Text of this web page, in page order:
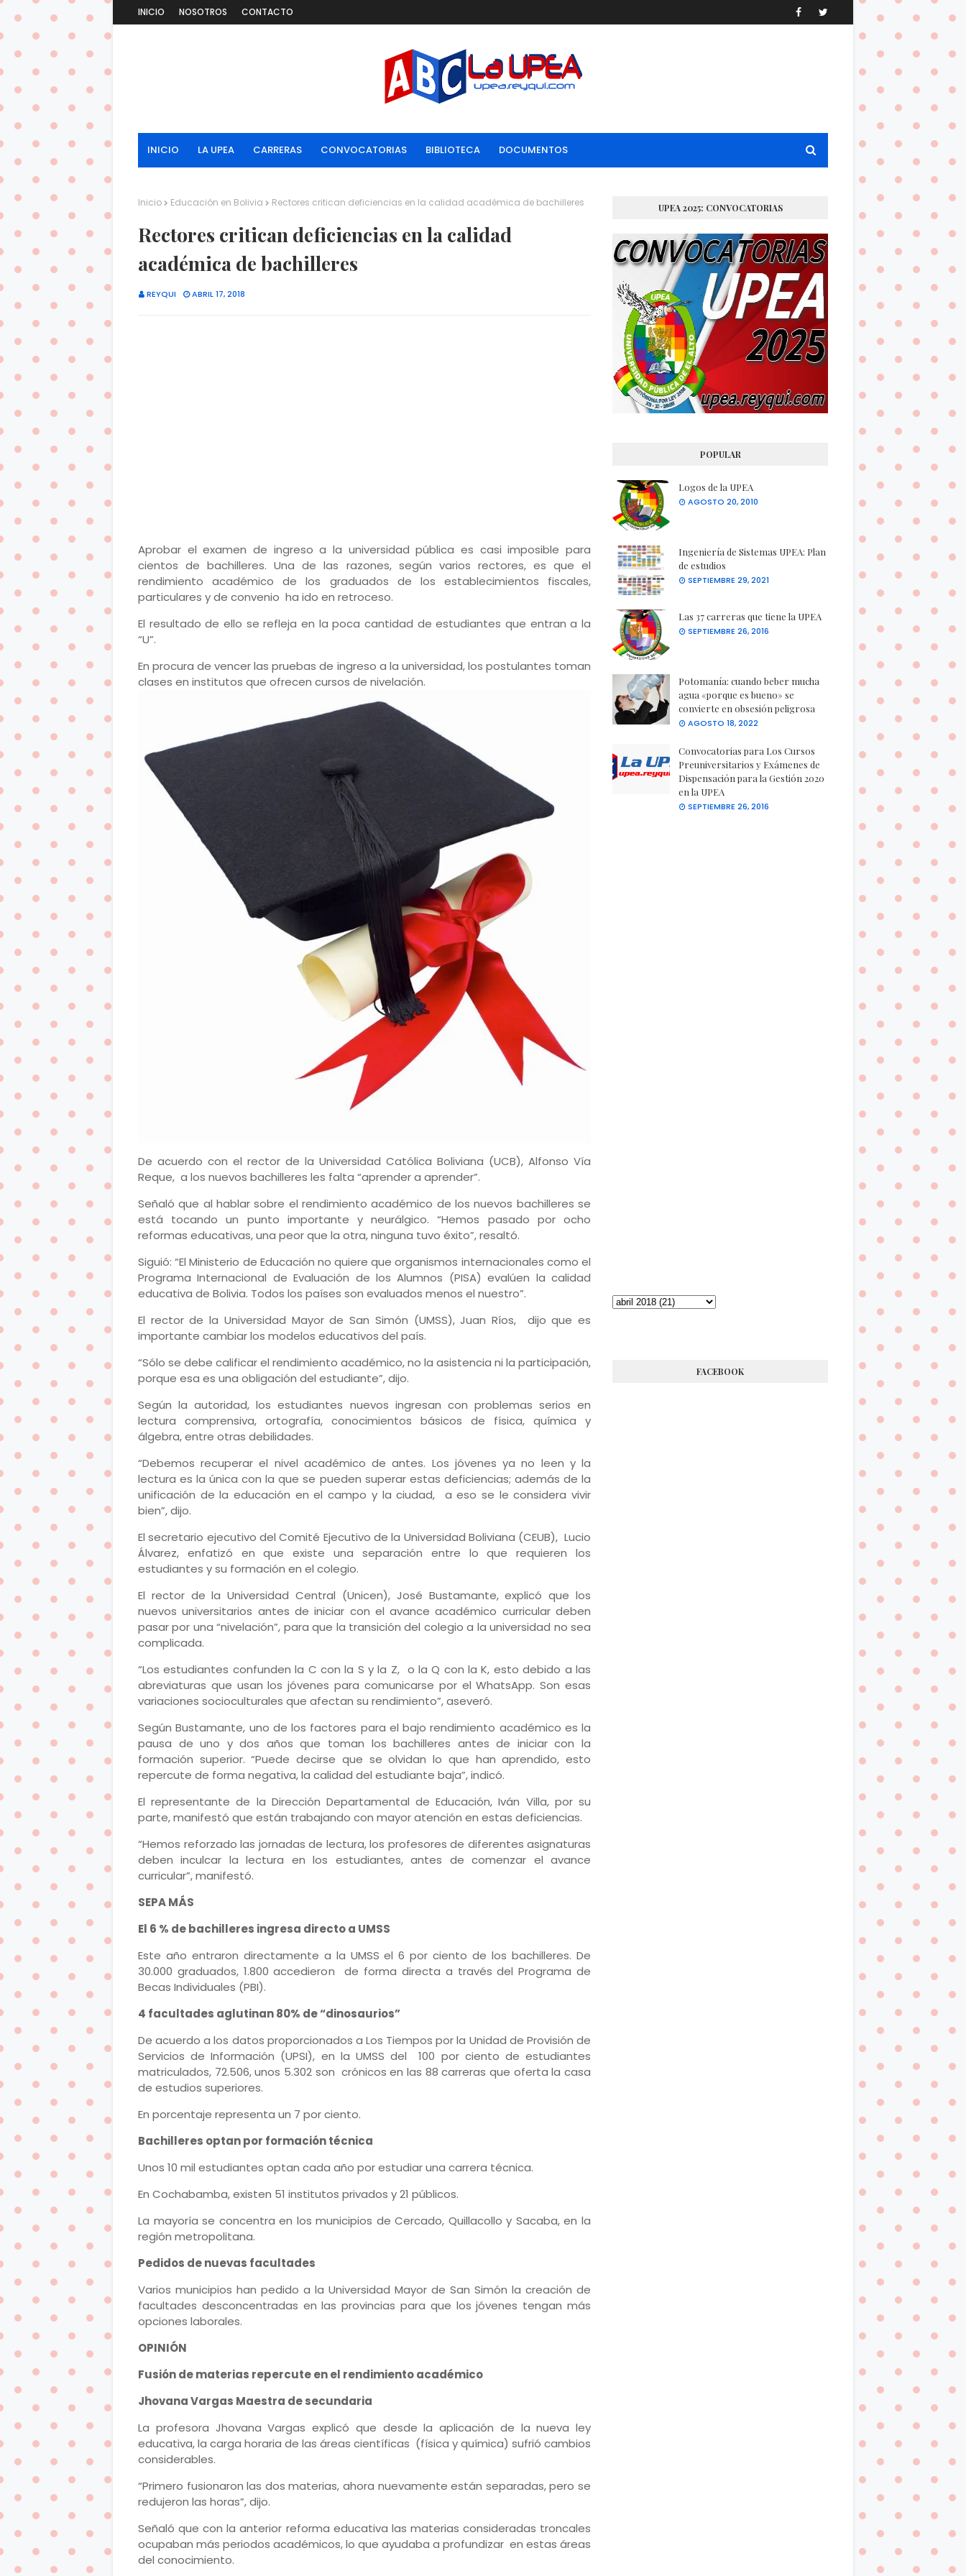
INICIO NOSOTROS CONTACTO
INICIO LA UPEA CARRERAS CONVOCATORIAS BIBLIOTECA DOCUMENTOS
Inicio Educación en Bolivia Rectores critican deficiencias en la calidad académica de bachilleres
Rectores critican deficiencias en la calidad
académica de bachilleres
REYQUI ABRIL 17, 2018
Aprobar el examen de ingreso a la universidad pública es casi imposible para
cientos de bachilleres. Una de las razones, según varios rectores, es que el
rendimiento académico de los graduados de los establecimientos fiscales,
particulares y de convenio ha ido en retroceso.
El resultado de ello se refleja en la poca cantidad de estudiantes que entran a la
“U”.
En procura de vencer las pruebas de ingreso a la universidad, los postulantes toman
clases en institutos que ofrecen cursos de nivelación.
De acuerdo con el rector de la Universidad Católica Boliviana (UCB), Alfonso Vía
Reque, a los nuevos bachilleres les falta “aprender a aprender”.
Señaló que al hablar sobre el rendimiento académico de los nuevos bachilleres se
está tocando un punto importante y neurálgico. “Hemos pasado por ocho
reformas educativas, una peor que la otra, ninguna tuvo éxito”, resaltó.
Siguió: “El Ministerio de Educación no quiere que organismos internacionales como el
Programa Internacional de Evaluación de los Alumnos (PISA) evalúen la calidad
educativa de Bolivia. Todos los países son evaluados menos el nuestro”.
El rector de la Universidad Mayor de San Simón (UMSS), Juan Ríos, dijo que es
importante cambiar los modelos educativos del país.
“Sólo se debe calificar el rendimiento académico, no la asistencia ni la participación,
porque esa es una obligación del estudiante”, dijo.
Según la autoridad, los estudiantes nuevos ingresan con problemas serios en
lectura comprensiva, ortografía, conocimientos básicos de física, química y
álgebra, entre otras debilidades.
“Debemos recuperar el nivel académico de antes. Los jóvenes ya no leen y la
lectura es la única con la que se pueden superar estas deficiencias; además de la
unificación de la educación en el campo y la ciudad, a eso se le considera vivir
bien”, dijo.
El secretario ejecutivo del Comité Ejecutivo de la Universidad Boliviana (CEUB), Lucio
Álvarez, enfatizó en que existe una separación entre lo que requieren los
estudiantes y su formación en el colegio.
El rector de la Universidad Central (Unicen), José Bustamante, explicó que los
nuevos universitarios antes de iniciar con el avance académico curricular deben
pasar por una “nivelación”, para que la transición del colegio a la universidad no sea
complicada.
“Los estudiantes confunden la C con la S y la Z, o la Q con la K, esto debido a las
abreviaturas que usan los jóvenes para comunicarse por el WhatsApp. Son esas
variaciones socioculturales que afectan su rendimiento”, aseveró.
Según Bustamante, uno de los factores para el bajo rendimiento académico es la
pausa de uno y dos años que toman los bachilleres antes de iniciar con la
formación superior. “Puede decirse que se olvidan lo que han aprendido, esto
repercute de forma negativa, la calidad del estudiante baja”, indicó.
El representante de la Dirección Departamental de Educación, Iván Villa, por su
parte, manifestó que están trabajando con mayor atención en estas deficiencias.
“Hemos reforzado las jornadas de lectura, los profesores de diferentes asignaturas
deben inculcar la lectura en los estudiantes, antes de comenzar el avance
curricular”, manifestó.
SEPA MÁS
El 6 % de bachilleres ingresa directo a UMSS
Este año entraron directamente a la UMSS el 6 por ciento de los bachilleres. De
30.000 graduados, 1.800 accedieron de forma directa a través del Programa de
Becas Individuales (PBI).
4 facultades aglutinan 80% de “dinosaurios”
De acuerdo a los datos proporcionados a Los Tiempos por la Unidad de Provisión de
Servicios de Información (UPSI), en la UMSS del 100 por ciento de estudiantes
matriculados, 72.506, unos 5.302 son crónicos en las 88 carreras que oferta la casa
de estudios superiores.
En porcentaje representa un 7 por ciento.
Bachilleres optan por formación técnica
Unos 10 mil estudiantes optan cada año por estudiar una carrera técnica.
En Cochabamba, existen 51 institutos privados y 21 públicos.
La mayoría se concentra en los municipios de Cercado, Quillacollo y Sacaba, en la
región metropolitana.
Pedidos de nuevas facultades
Varios municipios han pedido a la Universidad Mayor de San Simón la creación de
facultades desconcentradas en las provincias para que los jóvenes tengan más
opciones laborales.
OPINIÓN
Fusión de materias repercute en el rendimiento académico
Jhovana Vargas Maestra de secundaria
La profesora Jhovana Vargas explicó que desde la aplicación de la nueva ley
educativa, la carga horaria de las áreas científicas (física y química) sufrió cambios
considerables.
“Primero fusionaron las dos materias, ahora nuevamente están separadas, pero se
redujeron las horas”, dijo.
Señaló que con la anterior reforma educativa las materias consideradas troncales
ocupaban más periodos académicos, lo que ayudaba a profundizar en estas áreas
del conocimiento.
UPEA 2025: CONVOCATORIAS
POPULAR
Logos de la UPEA
AGOSTO 20, 2010
Ingeniería de Sistemas UPEA: Plan
de estudios
SEPTIEMBRE 29, 2021
Las 37 carreras que tiene la UPEA
SEPTIEMBRE 26, 2016
Potomanía: cuando beber mucha
agua «porque es bueno» se
convierte en obsesión peligrosa
AGOSTO 18, 2022
Convocatorias para Los Cursos
Preuniversitarios y Exámenes de
Dispensación para la Gestión 2020
en la UPEA
SEPTIEMBRE 26, 2016
FACEBOOK